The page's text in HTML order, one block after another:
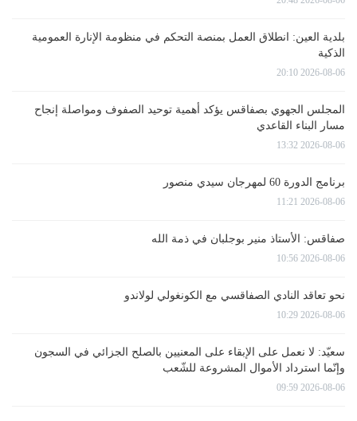
بلدية العين: انطلاق العمل بمنصة التحكم في منظومة الإنارة العمومية
الذكية
2026-08-06 20:10
المجلس الجهوي بصفاقس يؤكد أهمية توحيد الصفوف ومواصلة إنجاح
مسار البناء القاعدي
2026-08-06 13:32
برنامج الدورة 60 لمهرجان سيدي منصور
2026-08-06 11:21
صفاقس: الأستاذ منير بوجلبان في ذمة الله
2026-08-06 10:56
نحو تعاقد النادي الصفاقسي مع الكونغولي لولاندو
2026-08-06 10:29
سعيّد: لا نعمل على الإبقاء على المعنيين بالصلح الجزائي في السجون
وإنّما استرداد الأموال المشروعة للشّعب
2026-08-06 09:59